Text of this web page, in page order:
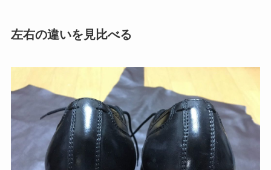
左右の違いを見比べる